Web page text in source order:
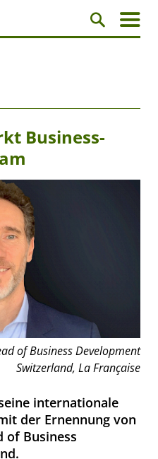
Business-
of Business Development
Switzerland, La Française
internationale
der Ernennung von
of Business